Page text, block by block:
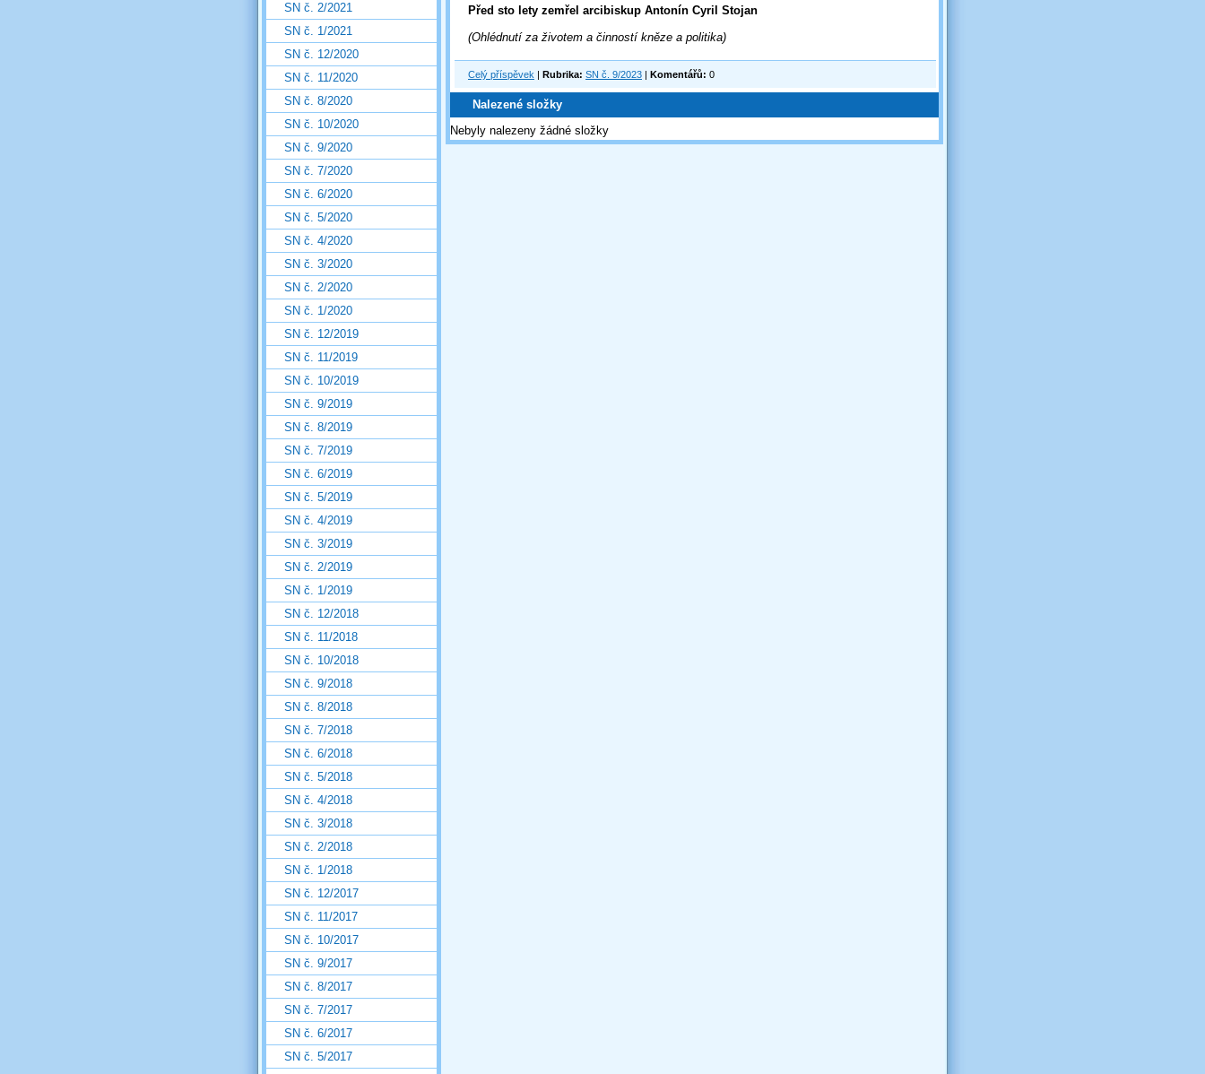
Před sto lety zemřel arcibiskup Antonín Cyril Stojan
(Ohlédnutí za životem a činností kněze a politika)
Celý příspěvek Rubrika: SN č. 9/2023 Komentářů: 0
Nalezené složky
Nebyly nalezeny žádné složky
SN č. 2/2021
SN č. 1/2021
SN č. 12/2020
SN č. 11/2020
SN č. 8/2020
SN č. 10/2020
SN č. 9/2020
SN č. 7/2020
SN č. 6/2020
SN č. 5/2020
SN č. 4/2020
SN č. 3/2020
SN č. 2/2020
SN č. 1/2020
SN č. 12/2019
SN č. 11/2019
SN č. 10/2019
SN č. 9/2019
SN č. 8/2019
SN č. 7/2019
SN č. 6/2019
SN č. 5/2019
SN č. 4/2019
SN č. 3/2019
SN č. 2/2019
SN č. 1/2019
SN č. 12/2018
SN č. 11/2018
SN č. 10/2018
SN č. 9/2018
SN č. 8/2018
SN č. 7/2018
SN č. 6/2018
SN č. 5/2018
SN č. 4/2018
SN č. 3/2018
SN č. 2/2018
SN č. 1/2018
SN č. 12/2017
SN č. 11/2017
SN č. 10/2017
SN č. 9/2017
SN č. 8/2017
SN č. 7/2017
SN č. 6/2017
SN č. 5/2017